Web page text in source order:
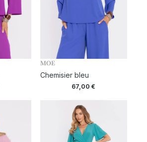
MOE
Chemisier bleu
67,00€